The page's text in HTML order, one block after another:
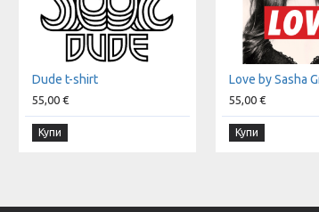
Dude t-shirt
55,00 €
Купи
Love by Sasha
55,00 €
Купи